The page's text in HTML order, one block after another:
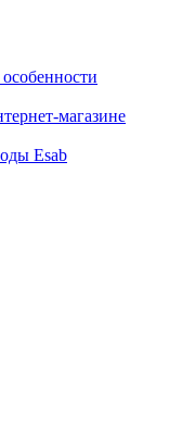
магазине
Esab